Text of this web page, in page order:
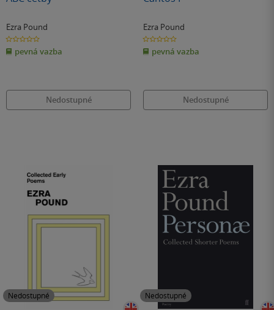
Ezra Pound
0.0
z
5
hvězdiček
pevná vazba
Nedostupné
Ezra Pound
0.0
z
5
hvězdiček
pevná vazba
Nedostupné
Nedostupné Nedostupné